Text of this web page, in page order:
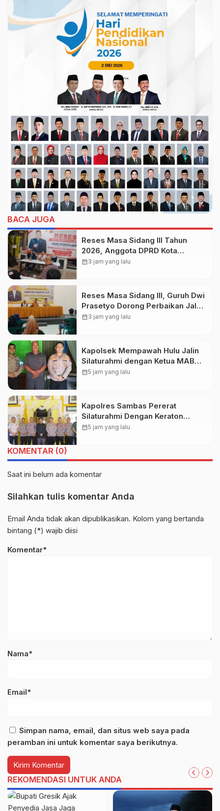
BACA JUGA
Reses Masa Sidang III Tahun
2026, Anggota DPRD Kota
Probolinggo Fraksi Partai
calendar_month3 jam yang lalu
Reses Masa Sidang III, Guruh Dwi
Prasetyo Dorong Perbaikan Jalan
dan Plengsengan di Kedopok
calendar_month3 jam yang lalu
Kapolsek Mempawah Hulu Jalin
Silaturahmi dengan Ketua MABM
Kecamatan Mempawah Hulu
calendar_month5 jam yang lalu
Kapolres Sambas Pererat
Silaturahmi Dengan Keraton
Alwatzikhoebillah Kesultanan
calendar_month5 jam yang lalu
KOMENTAR (0)
Saat ini belum ada komentar
Silahkan tulis komentar Anda
Email Anda tidak akan dipublikasikan. Kolom yang bertanda
bintang (*) wajib diisi
Komentar*
Nama*
Email*
Simpan nama, email, dan situs web saya pada
peramban ini untuk komentar saya berikutnya.
REKOMENDASI UNTUK ANDA